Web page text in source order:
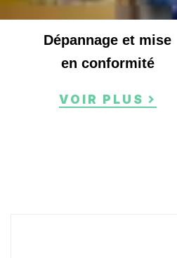
Dépannage et mise
en conformité
VOIR PLUS